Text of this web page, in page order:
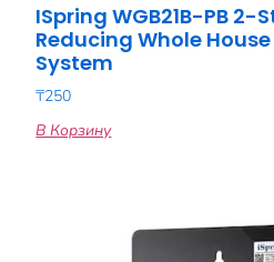
ISpring WGB21B-PB 2-
Reducing Whole
System
₸250
В Корзину